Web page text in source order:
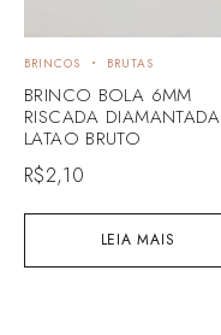
LEIA MAIS
BRINCOS BRUTAS
BRINCO BOLA 6MM
RISCADA DIAMANTADA
LATAO BRUTO
R$2,10